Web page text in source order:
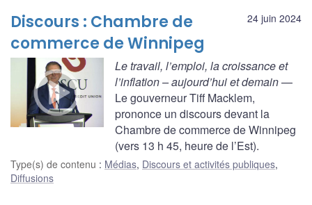
24 juin 2024
Discours : Chambre de
commerce de Winnipeg
Le travail, l’emploi, la croissance et
l’inflation – aujourd’hui et demain—
Le gouverneur Tiff Macklem,
prononce un discours devant la
Chambre de commerce de Winnipeg
(vers 13 h 45, heure de l’Est).
Type(s) de contenu : Médias, Discours et activités publiques,
Diffusions